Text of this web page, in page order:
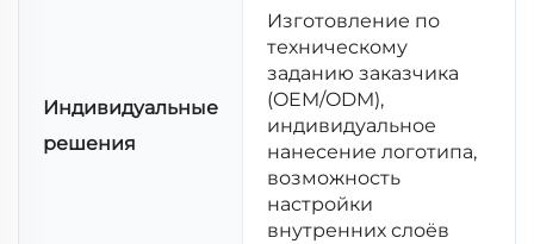
Индивидуальные
решения
Изготовление по
техническому
заданию заказчика
(OEM/ODM),
индивидуальное
нанесение логотипа,
возможность
настройки
внутренних слоёв